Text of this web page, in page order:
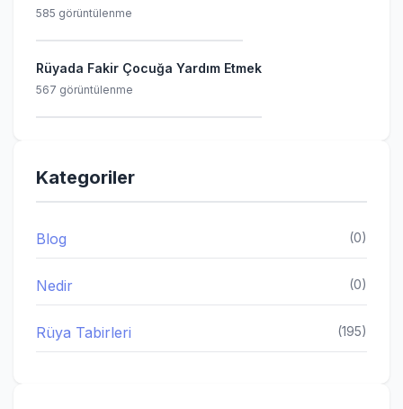
585 görüntülenme
Rüyada Fakir Çocuğa Yardım Etmek
567 görüntülenme
Kategoriler
Blog (0)
Nedir (0)
Rüya Tabirleri (195)